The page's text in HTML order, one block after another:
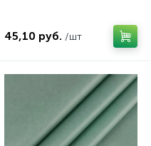
45,10 руб. /шт